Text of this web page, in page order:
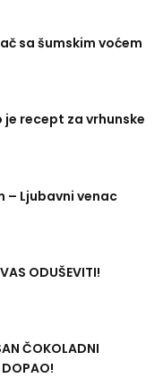
sa šumskim voćem
je recept za vrhunske
– Ljubavni venac
ODUŠEVITI!
ČOKOLADNI